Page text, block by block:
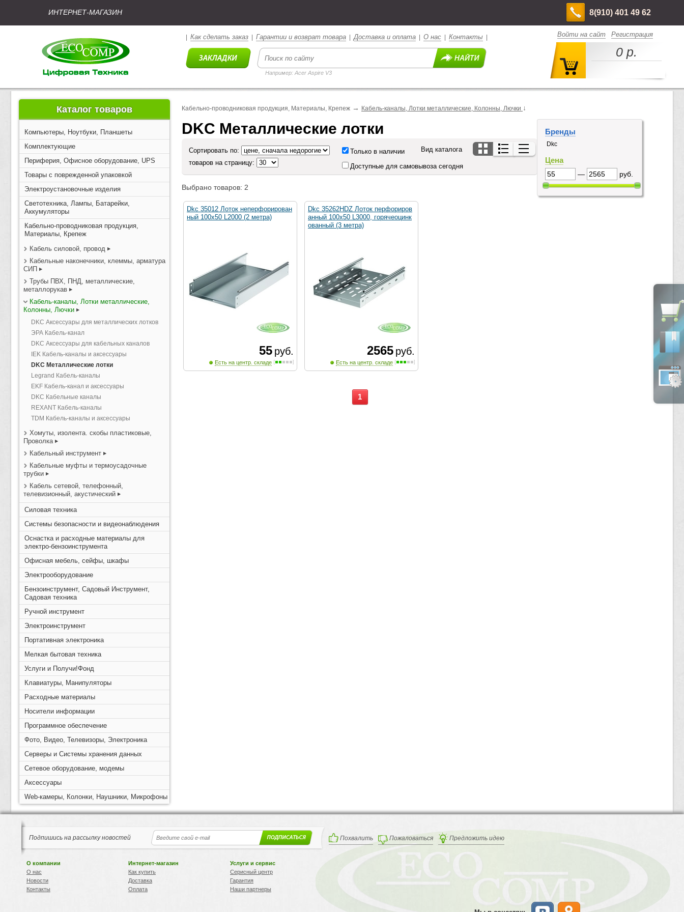
ИНТЕРНЕТ-МАГАЗИН 8(910) 401 49 62
Как сделать заказ Гарантии и возврат товара |Доставка и оплата О нас Контакты
Например: Acer Aspire V3
Войти на сайт Регистрация
0 р.
Каталог товаров
Компьютеры, Ноутбуки, Планшеты
Комплектующие
Периферия, Офисное оборудование, UPS
Товары с поврежденной упаковкой
Электроустановочные изделия
Светотехника, Лампы, Батарейки,
Аккумуляторы
Кабельно-проводниковая продукция,
Материалы, Крепеж
Кабель силовой, провод
Кабельные наконечники, клеммы, арматура
СИП
Трубы ПВХ, ПНД, металлические,
металлорукав
Кабель-каналы, Лотки металлические,
Колонны, Лючки
DKC Аксессуары для металлических лотков
ЭРА Кабель-канал
DKC Аксессуары для кабельных каналов
IEK Кабель-каналы и аксессуары
DKC Металлические лотки
Legrand Кабель-каналы
EKF Кабель-канал и аксессуары
DKC Кабельные каналы
REXANT Кабель-каналы
TDM Кабель-каналы и аксессуары
Хомуты, изолента. скобы пластиковые,
Проволка
Кабельный инструмент
Кабельные муфты и термоусадочные
трубки
Кабель сетевой, телефонный,
телевизионный, акустический
Силовая техника
Системы безопасности и видеонаблюдения
Оснастка и расходные материалы для
электро-бензоинструмента
Офисная мебель, сейфы, шкафы
Электрооборудование
Бензоинструмент, Садовый Инструмент,
Садовая техника
Ручной инструмент
Электроинструмент
Портативная электроника
Мелкая бытовая техника
Услуги и Получи!Фонд
Клавиатуры, Манипуляторы
Расходные материалы
Носители информации
Программное обеспечение
Фото, Видео, Телевизоры, Электроника
Серверы и Системы хранения данных
Сетевое оборудование, модемы
Аксессуары
Web-камеры, Колонки, Наушники, Микрофоны
Кабельно-проводниковая продукция, Материалы, Крепеж → Кабель-каналы, Лотки металлические, Колонны, Лючки ↓
DKC Металлические лотки
Сортировать по:
товаров на страницу:
Только в наличии
Доступные для самовывоза сегодня
Вид каталога
Выбрано товаров: 2
Dkc 35012 Лоток неперфорирован
ный 100х50 L2000 (2 метра)
55 руб.
Есть на центр. складе
Dkc 35262HDZ Лоток перфориров
анный 100х50 L3000, горячеоцинк
ованный (3 метра)
2565 руб.
Есть на центр. складе
1
Бренды
Dkc
Цена
— руб.
Подпишись на рассылку новостей Похвалить Пожаловаться Предложить идею
О компании
О нас
Новости
Контакты
Интернет-магазин
Как купить
Доставка
Оплата
Услуги и сервис
Серисный центр
Гарантия
Наши партнеры